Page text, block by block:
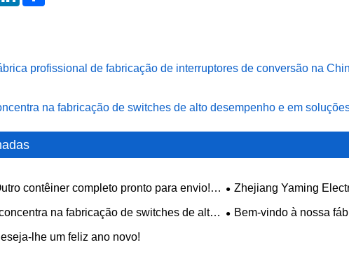
profissional de fabricação de interruptores de conversão na
na fabricação de switches de alto desempenho e em
contêiner completo pronto para envio!
confiáveis, sempre em estoque, sempre
Zhejiang Yaming
2026
na fabricação de switches de alto
industriais globais
Bem-vindo à nossa
lhe um feliz ano novo!